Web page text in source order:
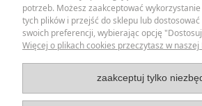
ZAKUPY
POMOC
potrzeb. Możesz zaakceptować
tych plików i przejść do sklepu lub
swoich preferencji, wybierając opcję
Więcej o plikach cookies przeczytasz w
zaakceptuj tylko